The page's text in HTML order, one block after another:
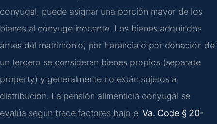
conyugal, puede asignar una porción mayor de los
bienes al cónyuge inocente. Los bienes adquiridos
antes del matrimonio, por herencia o por donación de
un tercero se consideran bienes propios (separate
property) y generalmente no están sujetos a
distribución. La pensión alimenticia conyugal se
evalúa según trece factores bajo el Va. Code § 20-